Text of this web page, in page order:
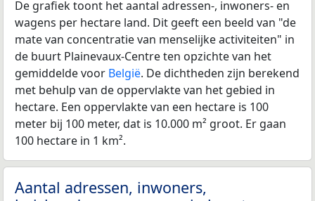
De grafiek toont het aantal adressen-, inwoners- en
wagens per hectare land. Dit geeft een beeld van "de
mate van concentratie van menselijke activiteiten" in
de buurt Plainevaux-Centre ten opzichte van het
gemiddelde voor België. De dichtheden zijn berekend
met behulp van de oppervlakte van het gebied in
hectare. Een oppervlakte van een hectare is 100
meter bij 100 meter, dat is 10.000 m² groot. Er gaan
100 hectare in 1 km².
Aantal adressen, inwoners,